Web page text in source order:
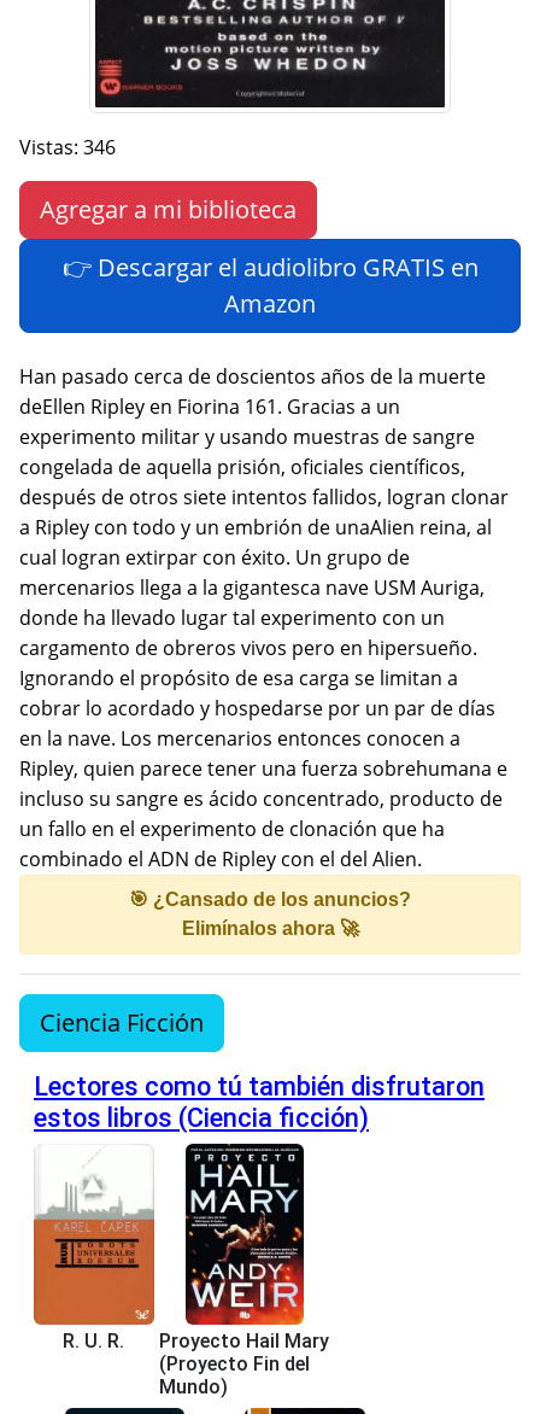
Vistas: 346
Agregar a mi biblioteca
👉 Descargar el audiolibro GRATIS en
Amazon
Han pasado cerca de doscientos años de la muerte
deEllen Ripley en Fiorina 161. Gracias a un
experimento militar y usando muestras de sangre
congelada de aquella prisión, oficiales científicos,
después de otros siete intentos fallidos, logran clonar
a Ripley con todo y un embrión de unaAlien reina, al
cual logran extirpar con éxito. Un grupo de
mercenarios llega a la gigantesca nave USM Auriga,
donde ha llevado lugar tal experimento con un
cargamento de obreros vivos pero en hipersueño.
Ignorando el propósito de esa carga se limitan a
cobrar lo acordado y hospedarse por un par de días
en la nave. Los mercenarios entonces conocen a
Ripley, quien parece tener una fuerza sobrehumana e
incluso su sangre es ácido concentrado, producto de
un fallo en el experimento de clonación que ha
combinado el ADN de Ripley con el del Alien.
🎯 ¿Cansado de los anuncios?
Elimínalos ahora 🚀
Ciencia Ficción
Lectores como tú también disfrutaron
estos libros (Ciencia ficción)
R. U. R.
Proyecto Hail Mary
(Proyecto Fin del
Mundo)